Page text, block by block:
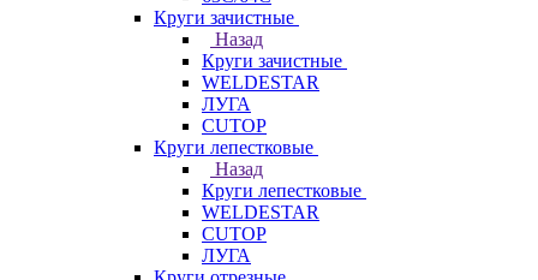
Круги зачистные
Назад
Круги зачистные
WELDESTAR
ЛУГА
CUTOP
Круги лепестковые
Назад
Круги лепестковые
WELDESTAR
CUTOP
ЛУГА